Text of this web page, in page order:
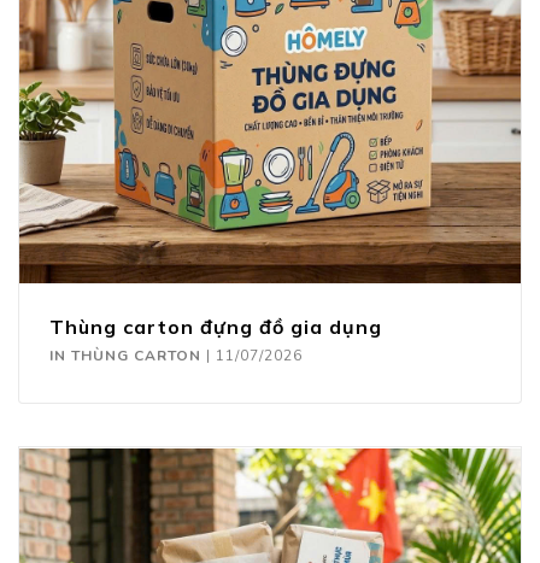
Thùng carton đựng đồ gia dụng
IN THÙNG CARTON | 11/07/2026